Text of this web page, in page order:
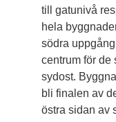
till gatunivå
hela
södra
centrum för de
sydost.
bli finalen av
östra sidan av